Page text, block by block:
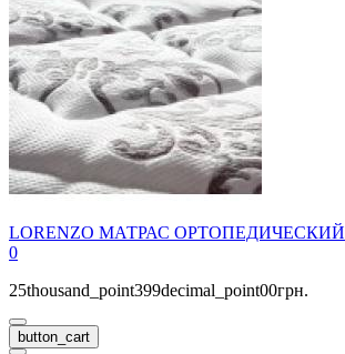
LORENZO МАТРАС ОРТОПЕДИЧЕСКИЙ
0
25thousand_point399decimal_point00грн.
button_cart